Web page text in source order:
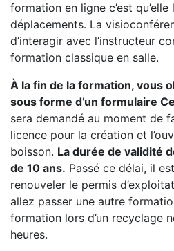
formation en ligne c’est
déplacements. La
d’interagir avec l’instructeur
formation classique en salle.
À la fin de la formation, vous
sous forme d’un formulaire
sera demandé au moment de
licence pour la création et
boisson. La durée de validité
de 10 ans. Passé ce délai, il
renouveler le permis
allez passer une autre
formation lors d’un recyclage
heures.